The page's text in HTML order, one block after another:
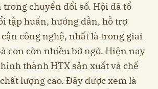
chuyển đổi số. Hội đã tổ
tập huấn, hướng dẫn, hỗ trợ
công nghệ, nhất là trong giai
con còn nhiều bỡ ngỡ. Hiện nay
thành HTX sản xuất và chế
lượng cao. Đây được xem là